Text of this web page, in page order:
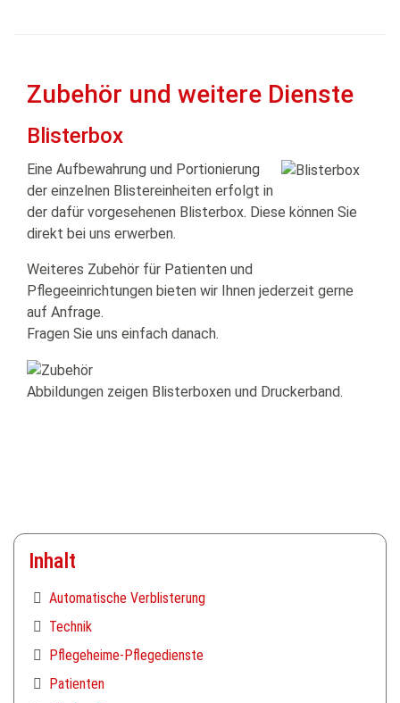
Zubehör und weitere Dienste
Blisterbox
Eine Aufbewahrung und Portionierung
der einzelnen Blistereinheiten erfolgt in
der dafür vorgesehenen Blisterbox. Diese können Sie
direkt bei uns erwerben.
Weiteres Zubehör für Patienten und
Pflegeeinrichtungen bieten wir Ihnen jederzeit gerne
auf Anfrage.
Fragen Sie uns einfach danach.
Abbildungen zeigen Blisterboxen und Druckerband.
Inhalt
Automatische Verblisterung
Technik
Pflegeheime-Pflegedienste
Patienten